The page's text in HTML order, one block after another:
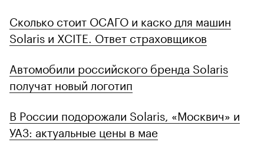
Сколько стоит ОСАГО и каско для машин
Solaris и XCITE. Ответ страховщиков
Автомобили российского бренда Solaris
получат новый логотип
В России подорожали Solaris, «Москвич» и
УАЗ: актуальные цены в мае